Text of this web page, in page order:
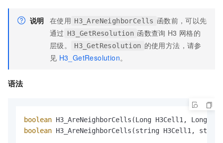
说明 在使用 H3_AreNeighborCells 函数前，可以先
通过 H3_GetResolution 函数查询 H3 网格的
层级。
H3_GetResolution 的使用方法，请参
见 H3_GetResolution。
语法
boolean
boolean H3_AreNeighborCells(string H3Cell1,